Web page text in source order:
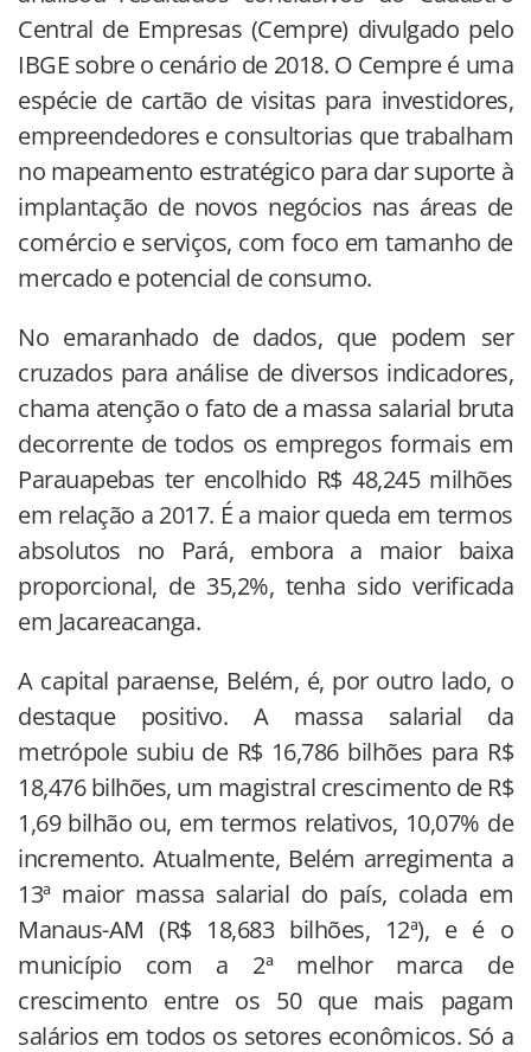
Central de Empresas (Cempre) divulgado pelo
IBGE sobre o cenário de 2018. O Cempre é uma
espécie de cartão de visitas para investidores,
empreendedores e consultorias que trabalham
no mapeamento estratégico para dar suporte à
implantação de novos negócios nas áreas de
comércio e serviços, com foco em tamanho de
mercado e potencial de consumo.
No emaranhado de dados, que podem ser
cruzados para análise de diversos indicadores,
chama atenção o fato de a massa salarial bruta
decorrente de todos os empregos formais em
Parauapebas ter encolhido R$ 48,245 milhões
em relação a 2017. É a maior queda em termos
absolutos no Pará, embora a maior baixa
proporcional, de 35,2%, tenha sido verificada
em Jacareacanga.
A capital paraense, Belém, é, por outro lado, o
destaque positivo. A massa salarial da
metrópole subiu de R$ 16,786 bilhões para R$
18,476 bilhões, um magistral crescimento de R$
1,69 bilhão ou, em termos relativos, 10,07% de
incremento. Atualmente, Belém arregimenta a
13ª maior massa salarial do país, colada em
Manaus-AM (R$ 18,683 bilhões, 12ª), e é o
município com a 2ª melhor marca de
crescimento entre os 50 que mais pagam
salários em todos os setores econômicos. Só a